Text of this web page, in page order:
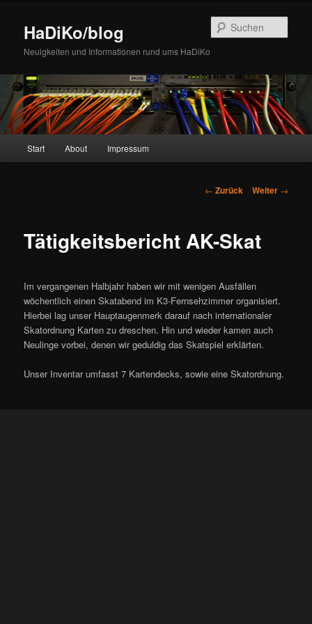
wechselnHaDiKo/blog
Neuigkeiten und Informationen rund ums HaDiKo
Start About Impressum
Beitrags-
← Zurück Weiter →
Tätigkeitsbericht AK-Skat
Im vergangenen Halbjahr haben wir mit wenigen Ausfällen
wöchentlich einen Skatabend im K3-Fernsehzimmer organisiert.
Hierbei lag unser Hauptaugenmerk darauf nach internationaler
Skatordnung Karten zu dreschen. Hin und wieder kamen auch
Neulinge vorbei, denen wir geduldig das Skatspiel erklärten.
Unser Inventar umfasst 7 Kartendecks, sowie eine Skatordnung.